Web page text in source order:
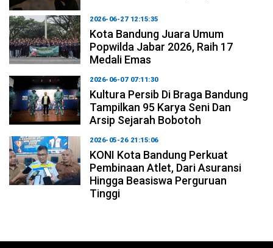
2026-06-27 12:15:35
Kota Bandung Juara Umum
Popwilda Jabar 2026, Raih 17
Medali Emas
2026-06-07 07:11:30
Kultura Persib Di Braga Bandung
Tampilkan 95 Karya Seni Dan
Arsip Sejarah Bobotoh
2026-05-26 21:15:06
KONI Kota Bandung Perkuat
Pembinaan Atlet, Dari Asuransi
Hingga Beasiswa Perguruan
Tinggi